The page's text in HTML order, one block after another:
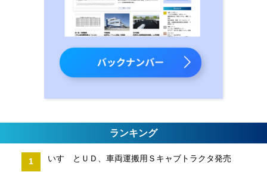
ランキング
いすゞとＵＤ、車両運搬用Ｓキャブトラクタ発売